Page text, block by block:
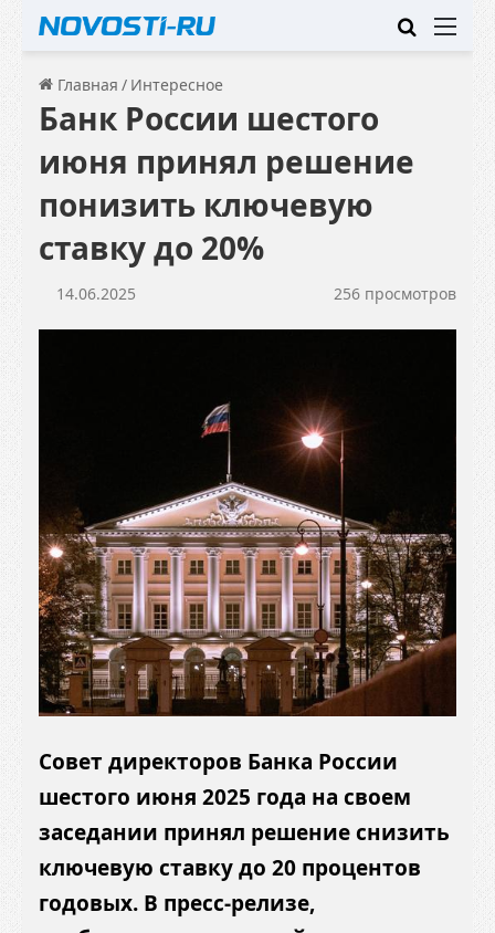
Искать
Главная / Интересное
Банк России шестого
июня принял решение
понизить ключевую
ставку до 20%
14.06.2025 256 просмотров
Совет директоров Банка России
шестого июня 2025 года на своем
заседании принял решение снизить
ключевую ставку до 20 процентов
годовых. В пресс-релизе,